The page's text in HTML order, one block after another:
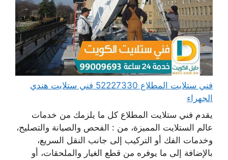
فني ستلايت المطلاع 52227330 فني ستلايت هندي
الجهراء
يقدم فني ستلايت المطلاع كل ما يلزمك من خدمات
عالم الستلايت المميزة، من : الفحص والصيانة والتصليح،
وخدمات الفك أو التركيب إلى جانب النقل السريع،
بالإضافة إلى ما يوفره من قطع الغيار والملحقات، أو